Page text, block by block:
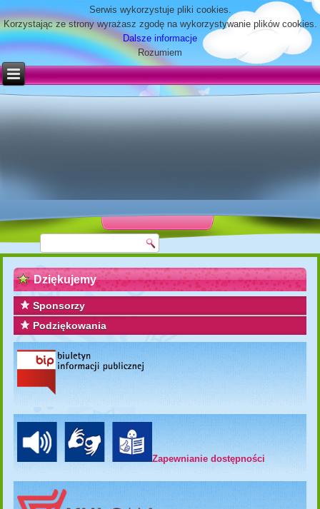
Serwis wykorzystuje pliki cookies.
Korzystając ze strony wyrażasz zgodę na wykorzystywanie plików cookies.
Dalsze informacje
Rozumiem
Dziękujemy
Sponsorzy
Podziękowania
Zapewnianie dostępności